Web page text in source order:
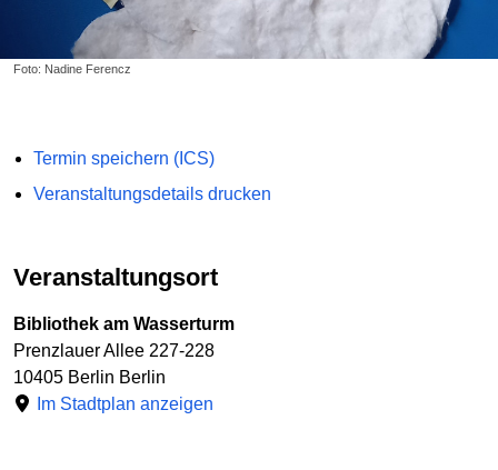
Foto: Nadine Ferencz
Termin speichern (ICS)
Veranstaltungsdetails drucken
Veranstaltungsort
Bibliothek am Wasserturm
Prenzlauer Allee 227-228
10405 Berlin Berlin
Im Stadtplan anzeigen